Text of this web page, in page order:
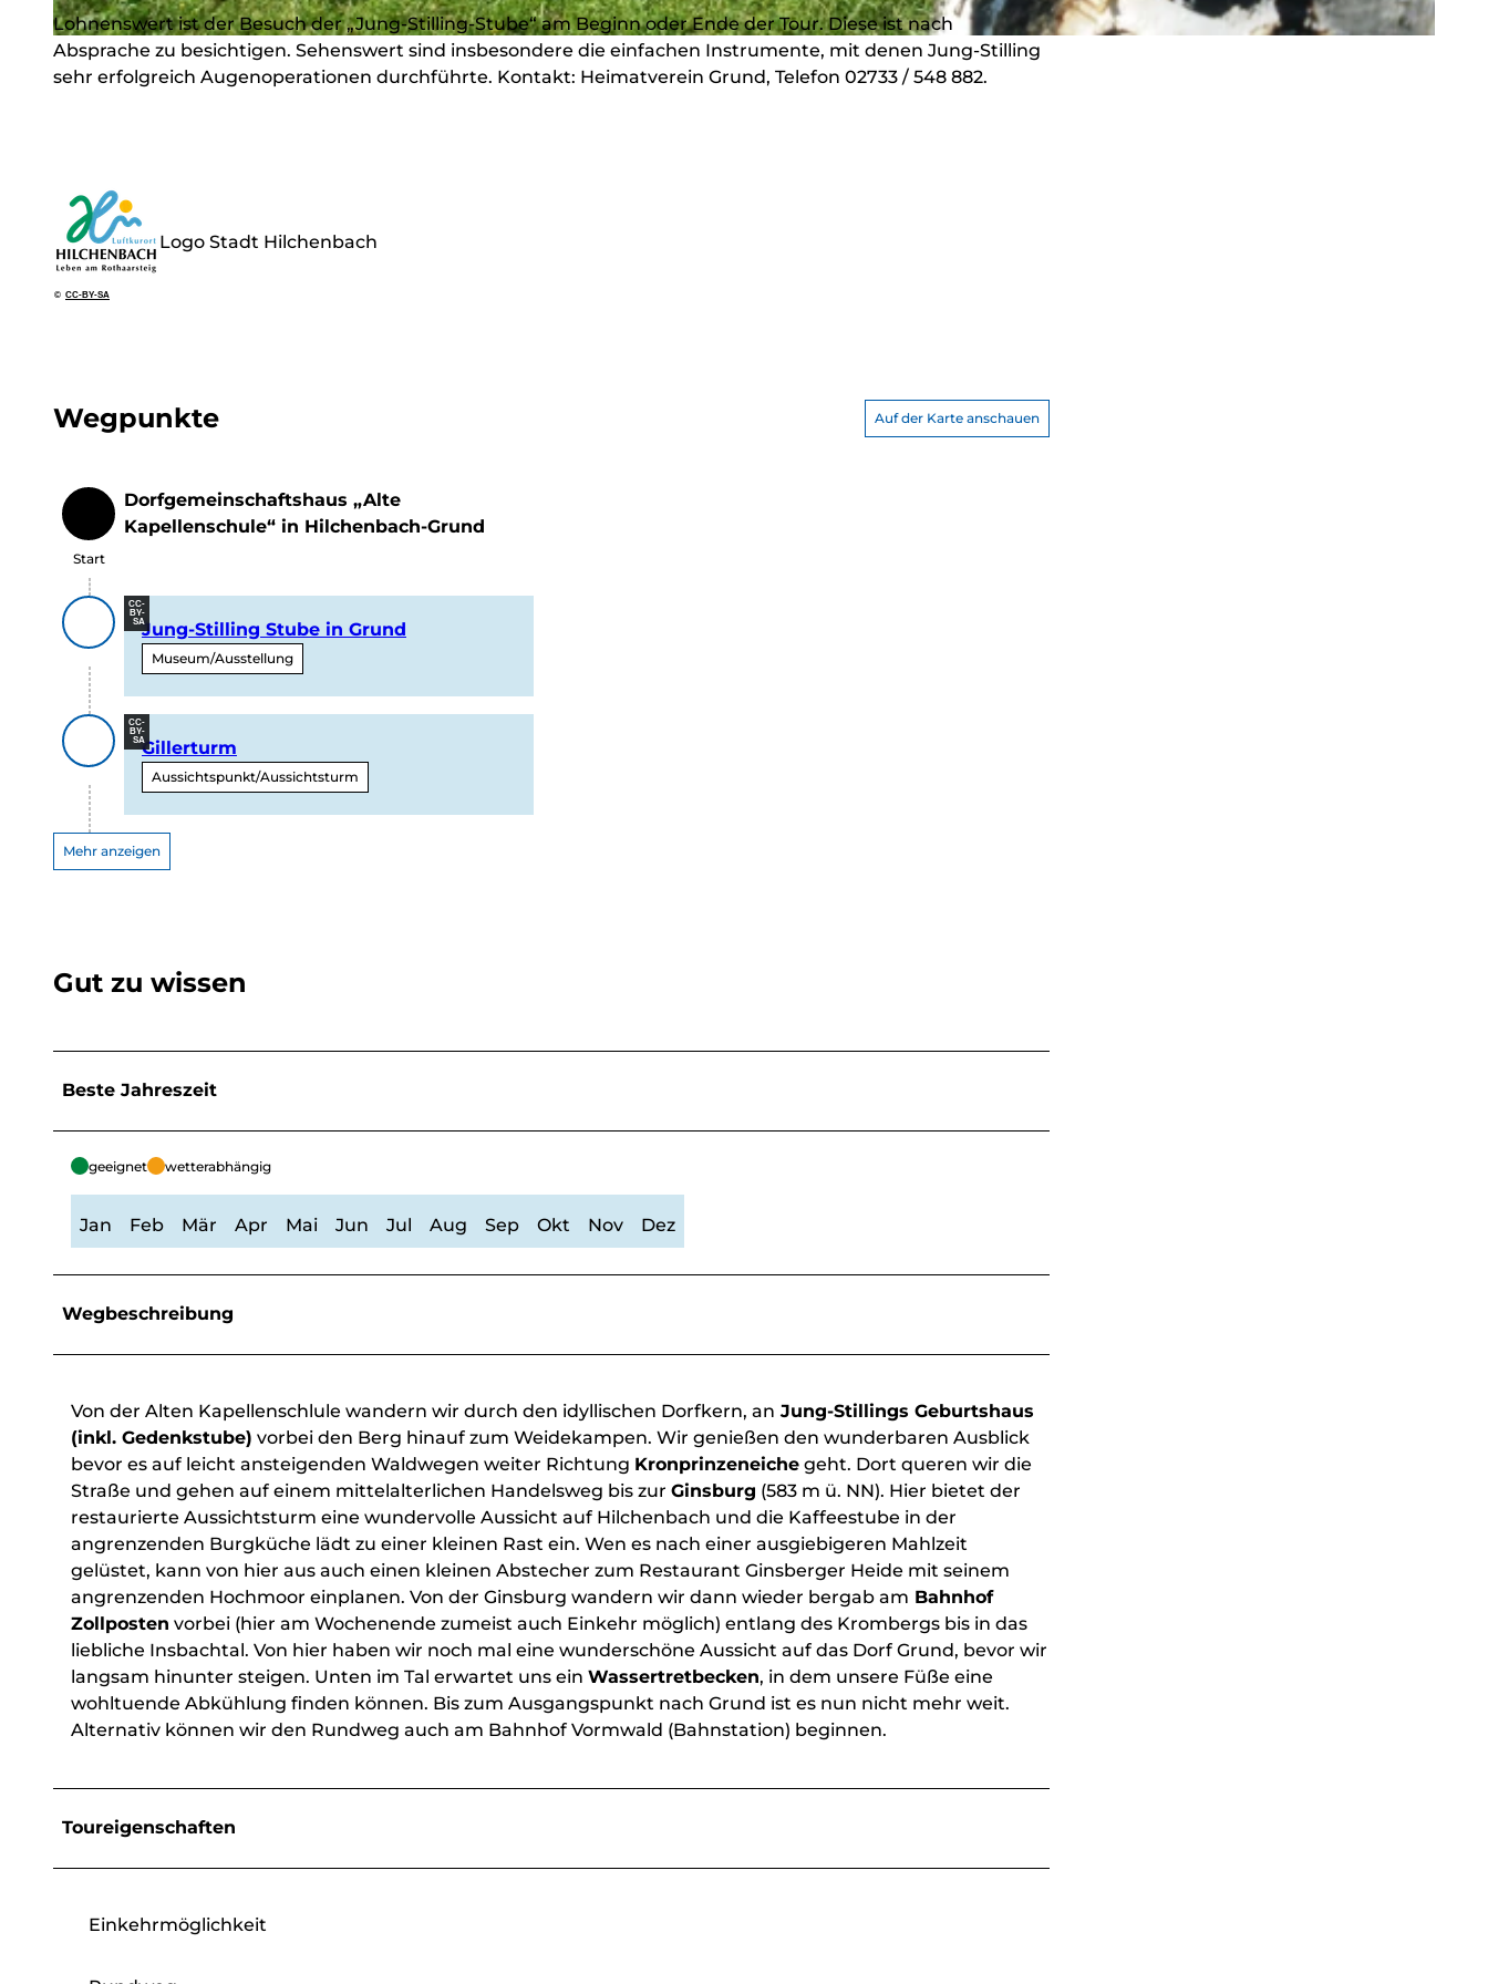
© Stadt Hilchenbach, Stadt Hilchenbach | CC-BY-SA
Lohnenswert ist der Besuch der „Jung-Stilling-Stube“ am Beginn oder Ende der Tour. Diese ist nach
Absprache zu besichtigen. Sehenswert sind insbesondere die einfachen Instrumente, mit denen Jung-Stilling
sehr erfolgreich Augenoperationen durchführte. Kontakt: Heimatverein Grund, Telefon 02733 / 548 882.
© CC-BY-SA
Logo Stadt Hilchenbach
Wegpunkte Auf der Karte anschauen
Start
Start
Dorfgemeinschaftshaus „Alte
Kapellenschule“ in Hilchenbach-Grund
CC-
BY-
SAJung-Stilling Stube in Grund
Museum/Ausstellung
CC-
BY-
SAGillerturm
Aussichtspunkt/Aussichtsturm
Mehr anzeigen
Gut zu wissen
Beste Jahreszeit
geeignet wetterabhängig
Jan Feb Mär Apr Mai Jun Jul Aug Sep Okt Nov Dez
Wegbeschreibung
Von der Alten Kapellenschlule wandern wir durch den idyllischen Dorfkern, an Jung-Stillings Geburtshaus
(inkl. Gedenkstube) vorbei den Berg hinauf zum Weidekampen. Wir genießen den wunderbaren Ausblick
bevor es auf leicht ansteigenden Waldwegen weiter Richtung Kronprinzeneiche geht. Dort queren wir die
Straße und gehen auf einem mittelalterlichen Handelsweg bis zur Ginsburg (583 m ü. NN). Hier bietet der
restaurierte Aussichtsturm eine wundervolle Aussicht auf Hilchenbach und die Kaffeestube in der
angrenzenden Burgküche lädt zu einer kleinen Rast ein. Wen es nach einer ausgiebigeren Mahlzeit
gelüstet, kann von hier aus auch einen kleinen Abstecher zum Restaurant Ginsberger Heide mit seinem
angrenzenden Hochmoor einplanen. Von der Ginsburg wandern wir dann wieder bergab am Bahnhof
Zollposten vorbei (hier am Wochenende zumeist auch Einkehr möglich) entlang des Krombergs bis in das
liebliche Insbachtal. Von hier haben wir noch mal eine wunderschöne Aussicht auf das Dorf Grund, bevor wir
langsam hinunter steigen. Unten im Tal erwartet uns ein Wassertretbecken, in dem unsere Füße eine
wohltuende Abkühlung finden können. Bis zum Ausgangspunkt nach Grund ist es nun nicht mehr weit.
Alternativ können wir den Rundweg auch am Bahnhof Vormwald (Bahnstation) beginnen.
Toureigenschaften
Einkehrmöglichkeit